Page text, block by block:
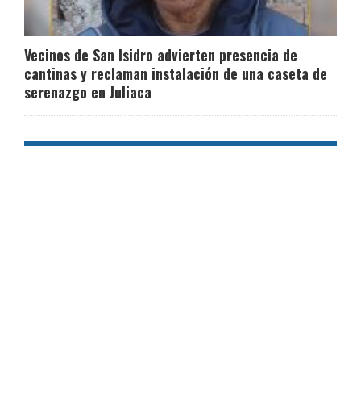
Vecinos de San Isidro advierten presencia de
cantinas y reclaman instalación de una caseta de
serenazgo en Juliaca